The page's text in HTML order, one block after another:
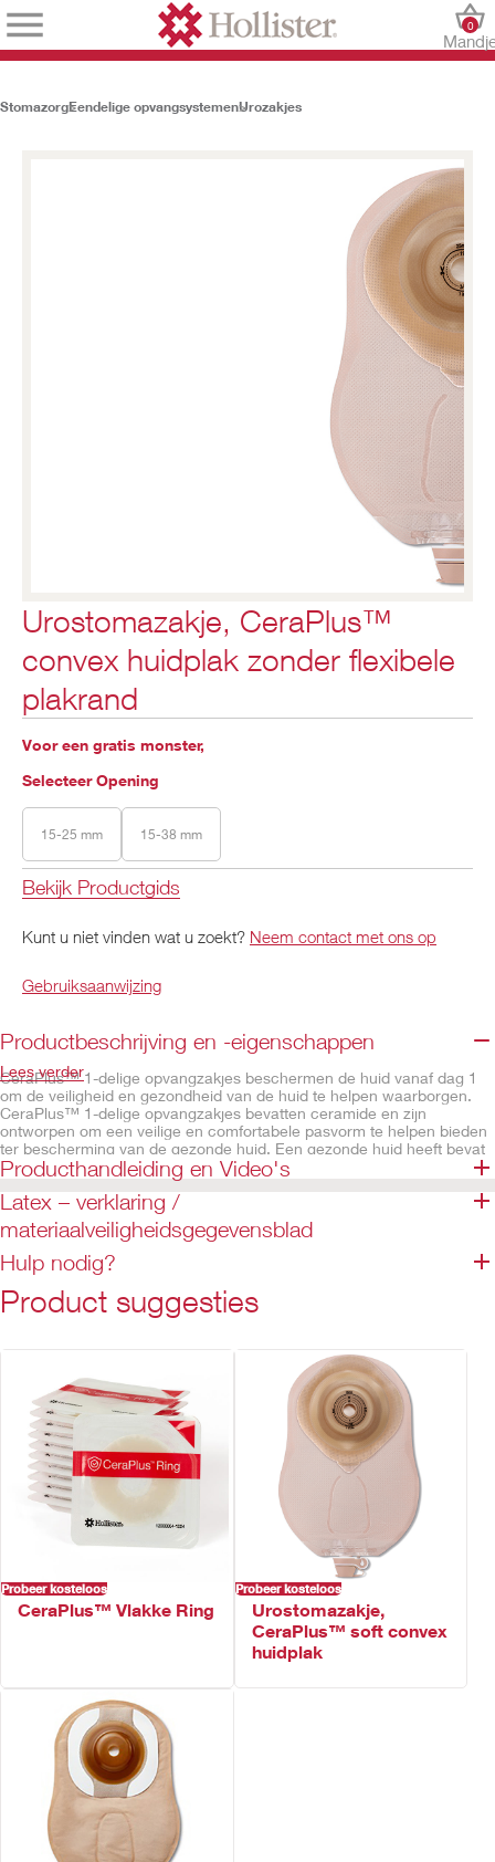
0
StomazorgEendelige opvangsystemenUrozakjes
Urostomazakje, CeraPlus™
convex huidplak zonder flexibele
plakrand
Voor een gratis monster,
Selecteer Opening
15-25 mm 15-38 mm
Bekijk Productgids
Kunt u niet vinden wat u zoekt? Neem contact met ons op
Gebruiksaanwijzing
Productbeschrijving en -eigenschappen
CeraPlus™ 1-delige opvangzakjes beschermen de huid vanaf dag 1
om de veiligheid en gezondheid van de huid te helpen waarborgen.
CeraPlus™ 1-delige opvangzakjes bevatten ceramide en zijn
ontworpen om een veilige en comfortabele pasvorm te helpen bieden
ter bescherming van de gezonde huid. Een gezonde huid heeft bevat
een overvloed aan ceramide, wat vochtverlies helpt voorkomen dat
kan leiden tot huidbeschadiging en uitdroging van de huid.
De compartimenten zorgen voor een gelijkmatige verdeling van de
urine, waardoor het zakje dunner is. Het ontwerp van de adapter
maakt het gemakkelijk om het zakje aan te sluiten op een been- of
nachtzak.
dermatologische erkenning ontvangen van de Skin Health
Alliance, wat vertrouwen en geruststelling kan geven aan
degenen die onze producten gebruiken.
Eigenschappen
Beschikbaar in beige met kijkvenster of transparant
Convex CeraPlus™ huidplak zonder flexibele plakrand
Beschikbaar in uitknipbare versies
Bevat geen natuurlijke rubberlatex​
Lees verder
Producthandleiding en Video's
Latex – verklaring /
materiaalveiligheidsgegevensblad
Hulp nodig?
Product suggesties
Probeer kosteloos
CeraPlus™ Vlakke Ring
Probeer kosteloos
Urostomazakje,
CeraPlus™ soft convex
huidplak